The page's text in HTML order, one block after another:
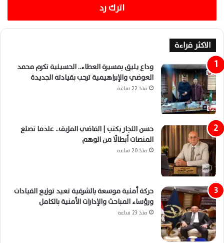
اترك رد
الاكثر قراءة
وداع يليق بمسيرة العطاء.. الحسينية تكرم محمد
العوضي والإبراهيمية ترحب بقيادته الجديدة
منذ 22 ساعة
حسن النجار يكتب | القاضي المزيف.. عندما تصنع
المنصات أبطالًا من الوهم
منذ 20 ساعة
حركة أمنية موسعة بالشرقية تعيد توزيع القيادات
ورؤساء المباحث والإدارات الأمنية بالكامل
منذ 23 ساعة